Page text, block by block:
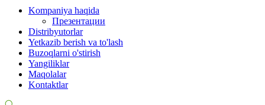
Новосибирск
Омск
Павлодар
Ростов
Ростов-на-Дону
Рязань
Санкт-Петербург
Ставрополь
Тамбов
Kompaniya haqida
Презентации
Distribyutorlar
Yetkazib berish va to'lash
Buzoqlarni o'stirish
Yangiliklar
Maqolalar
Kontaktlar